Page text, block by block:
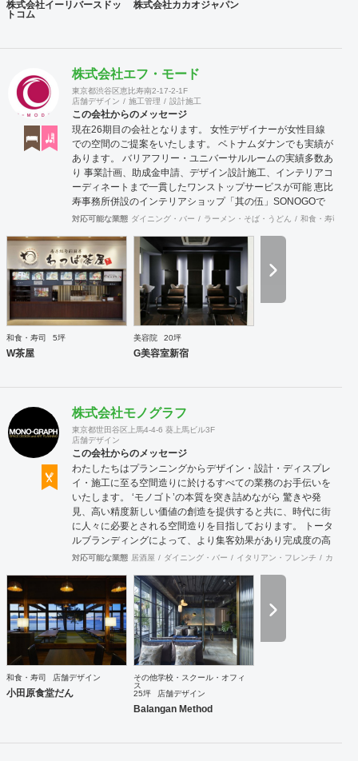
株式会社イーリバースドッ
トコム
株式会社カカオジャパン
株式会社エフ・モード
東京都渋谷区恵比寿南2-17-2-1F
店舗デザイン
施工管理 設計施工
この会社からのメッセージ
現在26期目の会社となります。 女性デザイナーが女性目線
での空間のご提案をいたします。 ベトナムダナンでも実績が
あります。 バリアフリー・ユニバーサルルームの実績多数あ
り 事業計画、助成金申請、デザイン設計施工、インテリアコ
ーディネートまで一貫したワンストップサービスが可能 恵比
寿事務所併設のインテリアショップ「其の伍」SONOGOで
はオリジナル家具をはじめアンティーク骨董家具の販売もし
対応可能な業態 ダイニング・バー ラーメン・そば・うどん 和食・寿司
和食・寿司 5坪
W茶屋
美容院 20坪
G美容室新宿
株式会社モノグラフ
東京都世田谷区上馬4-4-6 葵上馬ビル3F
店舗デザイン
この会社からのメッセージ
わたしたちはプランニングからデザイン・設計・ディスプレ
イ・施工に至る空間造りに於けるすべての業務のお手伝いを
いたします。 ‘モノゴト’の本質を突き詰めながら 驚きや発
見、高い精度新しい価値の創造を提供すると共に、時代に街
に人々に必要とされる空間造りを目指しております。 トータ
ルブランディングによって、より集客効果があり完成度の高
い店舗計画を行います。商品について、販売方法についてま
りを第一にしています。 お気軽にご相談ください。
対応可能な業態 居酒屋 ダイニング・バー イタリアン・フレンチ カフェ
和食・寿司 店舗デザイン
小田原食堂だん
その他学校・スクール・オフィ
ス
25坪
店舗デザイン
Balangan Method